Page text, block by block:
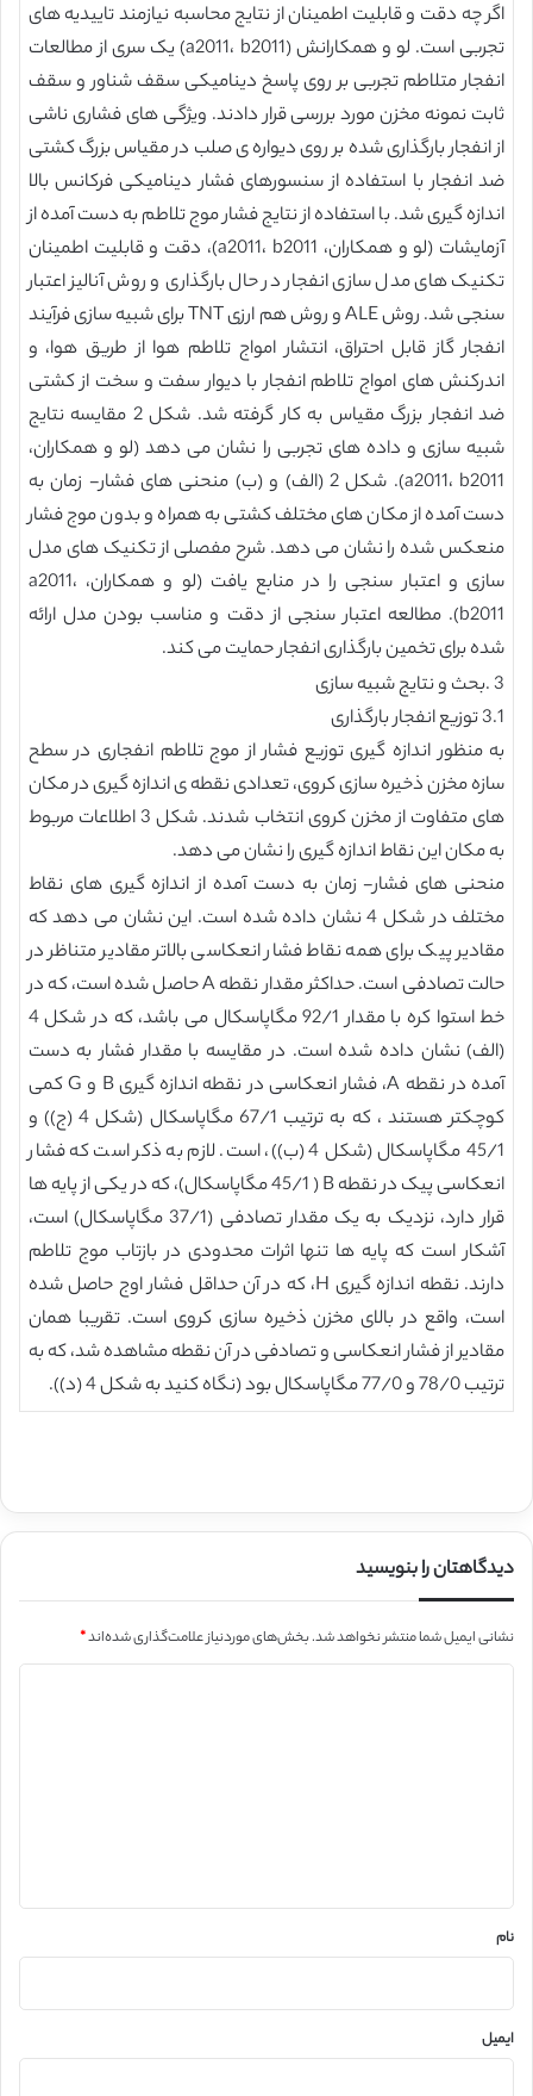
اگر چه دقت و قابلیت اطمینان از نتایج محاسبه نیازمند تاییدیه های
تجربی است. لو و همکارانش (a2011، b2011) یک سری از مطالعات
انفجار متلاطم تجربی بر روی پاسخ دینامیکی سقف شناور و سقف
ثابت نمونه مخزن مورد بررسی قرار دادند. ویژگی های فشاری ناشی
از انفجار بارگذاری شده بر روی دیواره ی صلب در مقیاس بزرگ کشتی
ضد انفجار با استفاده از سنسورهای فشار دینامیکی فرکانس بالا
اندازه گیری شد. با استفاده از نتایج فشار موج تلاطم به دست آمده از
آزمایشات (لو و همکاران، a2011، b2011)، دقت و قابلیت اطمینان
تکنیک های مدل سازی انفجار در حال بارگذاری و روش آنالیز اعتبار
سنجی شد. روش ALE و روش هم ارزی TNT برای شبیه سازی فرآیند
انفجار گاز قابل احتراق، انتشار امواج تلاطم هوا از طریق هوا، و
اندرکنش های امواج تلاطم انفجار با دیوار سفت و سخت از کشتی
ضد انفجار بزرگ مقیاس به کار گرفته شد. شکل 2 مقایسه نتایج
شبیه سازی و داده های تجربی را نشان می دهد (لو و همکاران،
a2011، b2011). شکل 2 (الف) و (ب) منحنی های فشار- زمان به
دست آمده از مکان های مختلف کشتی به همراه و بدون موج فشار
منعکس شده را نشان می دهد. شرح مفصلی از تکنیک های مدل
سازی و اعتبار سنجی را در منابع یافت (لو و همکاران، a2011،
b2011). مطالعه اعتبار سنجی از دقت و مناسب بودن مدل ارائه
شده برای تخمین بارگذاری انفجار حمایت می کند.
3 .بحث و نتایج شبیه سازی
3.1 توزیع انفجار بارگذاری
به منظور اندازه گیری توزیع فشار از موج تلاطم انفجاری در سطح
سازه مخزن ذخیره سازی کروی، تعدادی نقطه ی اندازه گیری در مکان
های متفاوت از مخزن کروی انتخاب شدند. شکل 3 اطلاعات مربوط
به مکان این نقاط اندازه گیری را نشان می دهد.
منحنی های فشار- زمان به دست آمده از اندازه گیری های نقاط
مختلف در شکل 4 نشان داده شده است. این نشان می دهد که
مقادیر پیک برای همه نقاط فشار انعکاسی بالاتر مقادیر متناظر در
حالت تصادفی است. حداکثر مقدار نقطه A حاصل شده است، که در
خط استوا کره با مقدار 92/1 مگاپاسکال می باشد، که در شکل 4
(الف) نشان داده شده است. در مقایسه با مقدار فشار به دست
آمده در نقطه A، فشار انعکاسی در نقطه اندازه گیری B و G کمی
کوچکتر هستند ، که به ترتیب 67/1 مگاپاسکال (شکل 4 (ج)) و
45/1 مگاپاسکال (شکل 4 (ب))، است. لازم به ذکر است که فشار
انعکاسی پیک در نقطه B ( 45/1 مگاپاسکال)، که در یکی از پایه ها
قرار دارد، نزدیک به یک مقدار تصادفی (37/1 مگاپاسکال) است،
آشکار است که پایه ها تنها اثرات محدودی در بازتاب موج تلاطم
دارند. نقطه اندازه گیری H، که در آن حداقل فشار اوج حاصل شده
است، واقع در بالای مخزن ذخیره سازی کروی است. تقریبا همان
مقادیر از فشار انعکاسی و تصادفی در آن نقطه مشاهده شد، که به
ترتیب 78/0 و 77/0 مگاپاسکال بود (نگاه کنید به شکل 4 (د)).
دیدگاهتان را بنویسید
نشانی ایمیل شما منتشر نخواهد شد.بخش‌های موردنیاز علامت‌گذاری شده‌اند*
نام
ایمیل